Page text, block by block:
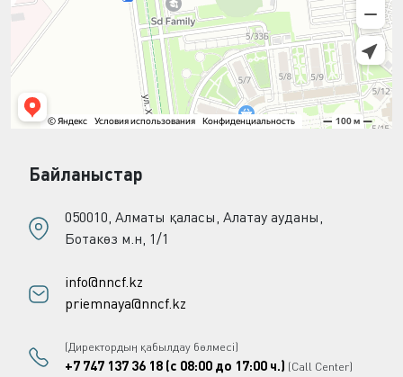
Байланыстар
050010, Алматы қаласы, Алатау ауданы,
Ботакөз м.н, 1/1
info@nncf.kz
priemnaya@nncf.kz
(Директордың қабылдау бөлмесі)
+7 747 137 36 18 (с 08:00 до 17:00 ч.) (Call Center)